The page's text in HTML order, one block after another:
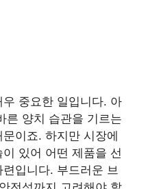
중요한 일입니다. 아
른 양치 습관을 기르는
이죠. 하지만 시장에
있어 어떤 제품을 선
입니다. 부드러운 브